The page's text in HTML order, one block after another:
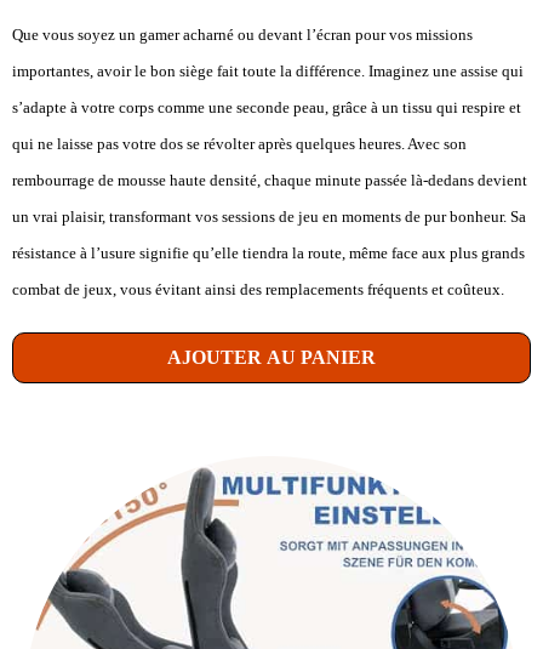
Que vous soyez un gamer acharné ou devant l’écran pour vos missions
importantes, avoir le bon siège fait toute la différence. Imaginez une assise qui
s’adapte à votre corps comme une seconde peau, grâce à un tissu qui respire et
qui ne laisse pas votre dos se révolter après quelques heures. Avec son
rembourrage de mousse haute densité, chaque minute passée là-dedans devient
un vrai plaisir, transformant vos sessions de jeu en moments de pur bonheur. Sa
résistance à l’usure signifie qu’elle tiendra la route, même face aux plus grands
combat de jeux, vous évitant ainsi des remplacements fréquents et coûteux.
AJOUTER AU PANIER